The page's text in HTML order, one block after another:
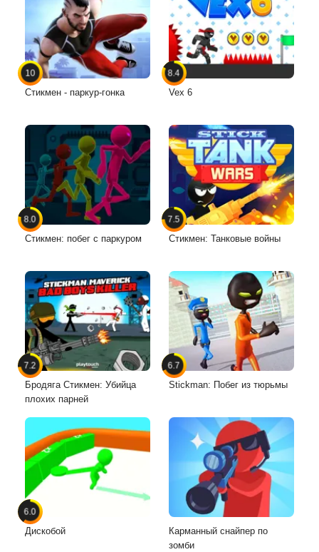
10
Стикмен - паркур-гонка
8.4
Vex 6
8.0
Стикмен: побег с паркуром
7.5
Стикмен: Танковые войны
7.2
Бродяга Стикмен: Убийца
плохих парней
6.7
Stickman: Побег из тюрьмы
6.0
Дискобой
Карманный снайпер по
зомби